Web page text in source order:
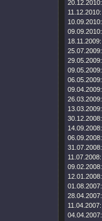
20.12.2010:
11.12.2010:
10.09.2010:
09.09.2010:
18.11.2009:
25.07.2009:
29.05.2009:
09.05.2009:
06.05.2009:
09.04.2009:
26.03.2009:
13.03.2009:
30.12.2008:
14.09.2008:
06.09.2008:
31.07.2008:
11.07.2008:
09.02.2008:
12.01.2008:
01.08.2007:
28.04.2007:
11.04.2007:
04.04.2007: